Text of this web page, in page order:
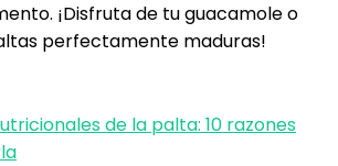
¡Disfruta de tu guacamole o
perfectamente maduras!
de la palta: 10 razones